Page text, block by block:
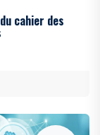
cahier des